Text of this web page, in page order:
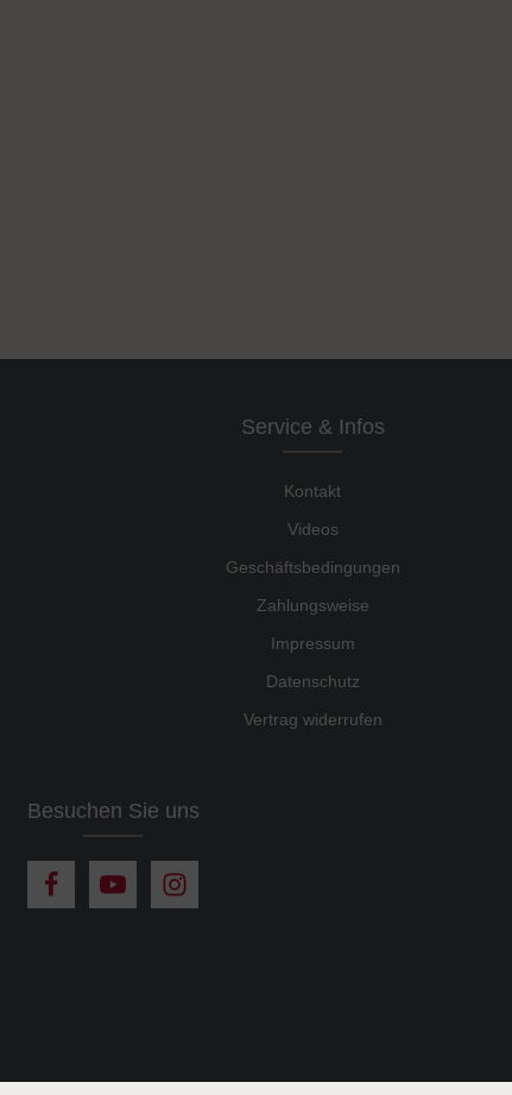
Besuchen Sie uns
Service & Infos
Kontakt
Videos
Geschäftsbedingungen
Zahlungsweise
Impressum
Datenschutz
Vertrag widerrufen